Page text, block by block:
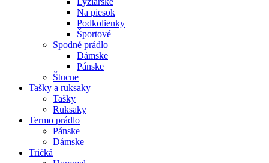
Na piesok
Podkolienky
Športové
Spodné prádlo
Dámske
Pánske
Štucne
Tašky a ruksaky
Tašky
Ruksaky
Termo prádlo
Pánske
Dámske
Tričká